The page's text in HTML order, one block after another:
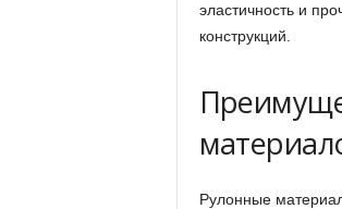
эластичность и
конструкций.
Рулонные